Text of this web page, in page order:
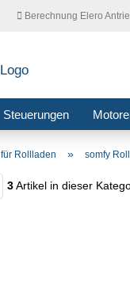
Berechnung Elero
Steuerungen
für Rollladen » somfy
3Artikel in dieser